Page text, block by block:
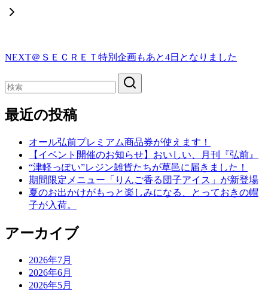
NEXT＠ＳＥＣＲＥＴ特別企画もあと4日となりました
最近の投稿
オール弘前プレミアム商品券が使えます！
【イベント開催のお知らせ】おいしい、月刊『弘前』
“津軽っぽい”レジン雑貨たちが草邑に届きました！
期間限定メニュー「りんご香る団子アイス」が新登場
夏のお出かけがもっと楽しみになる、とっておきの帽
子が入荷。
アーカイブ
2026年7月
2026年6月
2026年5月